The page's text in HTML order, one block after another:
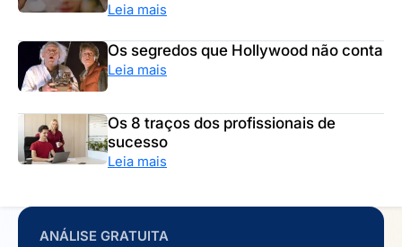
Leia mais
Os segredos que Hollywood não conta
Leia mais
Os 8 traços dos profissionais de
sucesso
Leia mais
ANÁLISE GRATUITA